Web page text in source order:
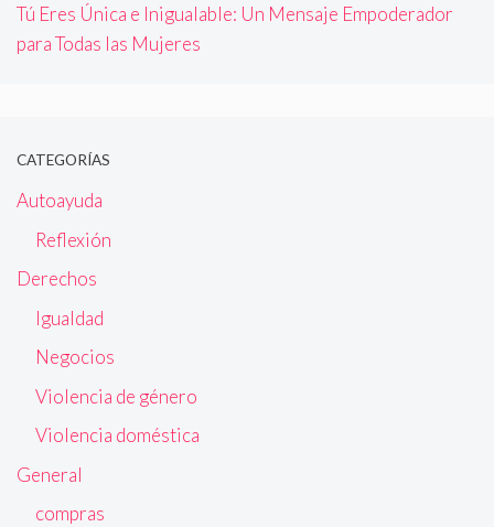
Tú Eres Única e Inigualable: Un Mensaje Empoderador
para Todas las Mujeres
CATEGORÍAS
Autoayuda
Reflexión
Derechos
Igualdad
Negocios
Violencia de género
Violencia doméstica
General
compras